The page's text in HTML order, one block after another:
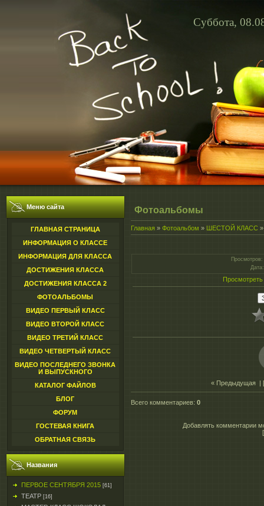
Суббота,
Меню сайта
ГЛАВНАЯ СТРАНИЦА
ИНФОРМАЦИЯ О КЛАССЕ
ИНФОРМАЦИЯ ДЛЯ КЛАССА
ДОСТИЖЕНИЯ КЛАССА
ДОСТИЖЕНИЯ КЛАССА 2
ФОТОАЛЬБОМЫ
ВИДЕО ПЕРВЫЙ КЛАСС
ВИДЕО ВТОРОЙ КЛАСС
ВИДЕО ТРЕТИЙ КЛАСС
ВИДЕО ЧЕТВЕРТЫЙ КЛАСС
ВИДЕО ПОСЛЕДНЕГО ЗВОНКА
И ВЫПУСКНОГО
КАТАЛОГ ФАЙЛОВ
БЛОГ
ФОРУМ
ГОСТЕВАЯ КНИГА
ОБРАТНАЯ СВЯЗЬ
Названия
ПЕРВОЕ СЕНТЯБРЯ 2015 [61]
ТЕАТР [16]
Фотоальбомы
Главная » Фотоальбом » ШЕСТОЙ КЛАСС
Просмотров:
Дата
« Предыдущая |
Всего комментариев: 0
Добавлять комментарии